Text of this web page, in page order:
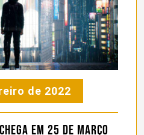
de 2022
em 25 de março